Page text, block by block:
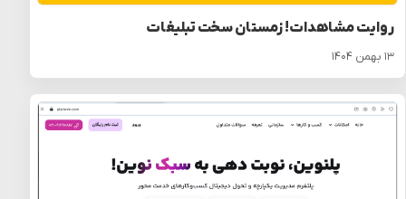
روایت مشاهدات! زمستان سخت تبلیغات
۱۳ بهمن ۱۴۰۴